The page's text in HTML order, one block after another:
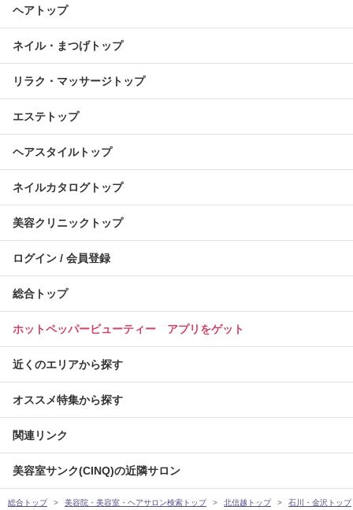
ヘアトップ
ネイル・まつげトップ
リラク・マッサージトップ
エステトップ
ヘアスタイルトップ
ネイルカタログトップ
美容クリニックトップ
ログイン / 会員登録
総合トップ
ホットペッパービューティー アプリをゲット
近くのエリアから探す
オススメ特集から探す
関連リンク
美容室サンク(CINQ)の近隣サロン
総合トップ 美容院・美容室・ヘアサロン検索トップ 北信越トップ 石川・金沢トップ